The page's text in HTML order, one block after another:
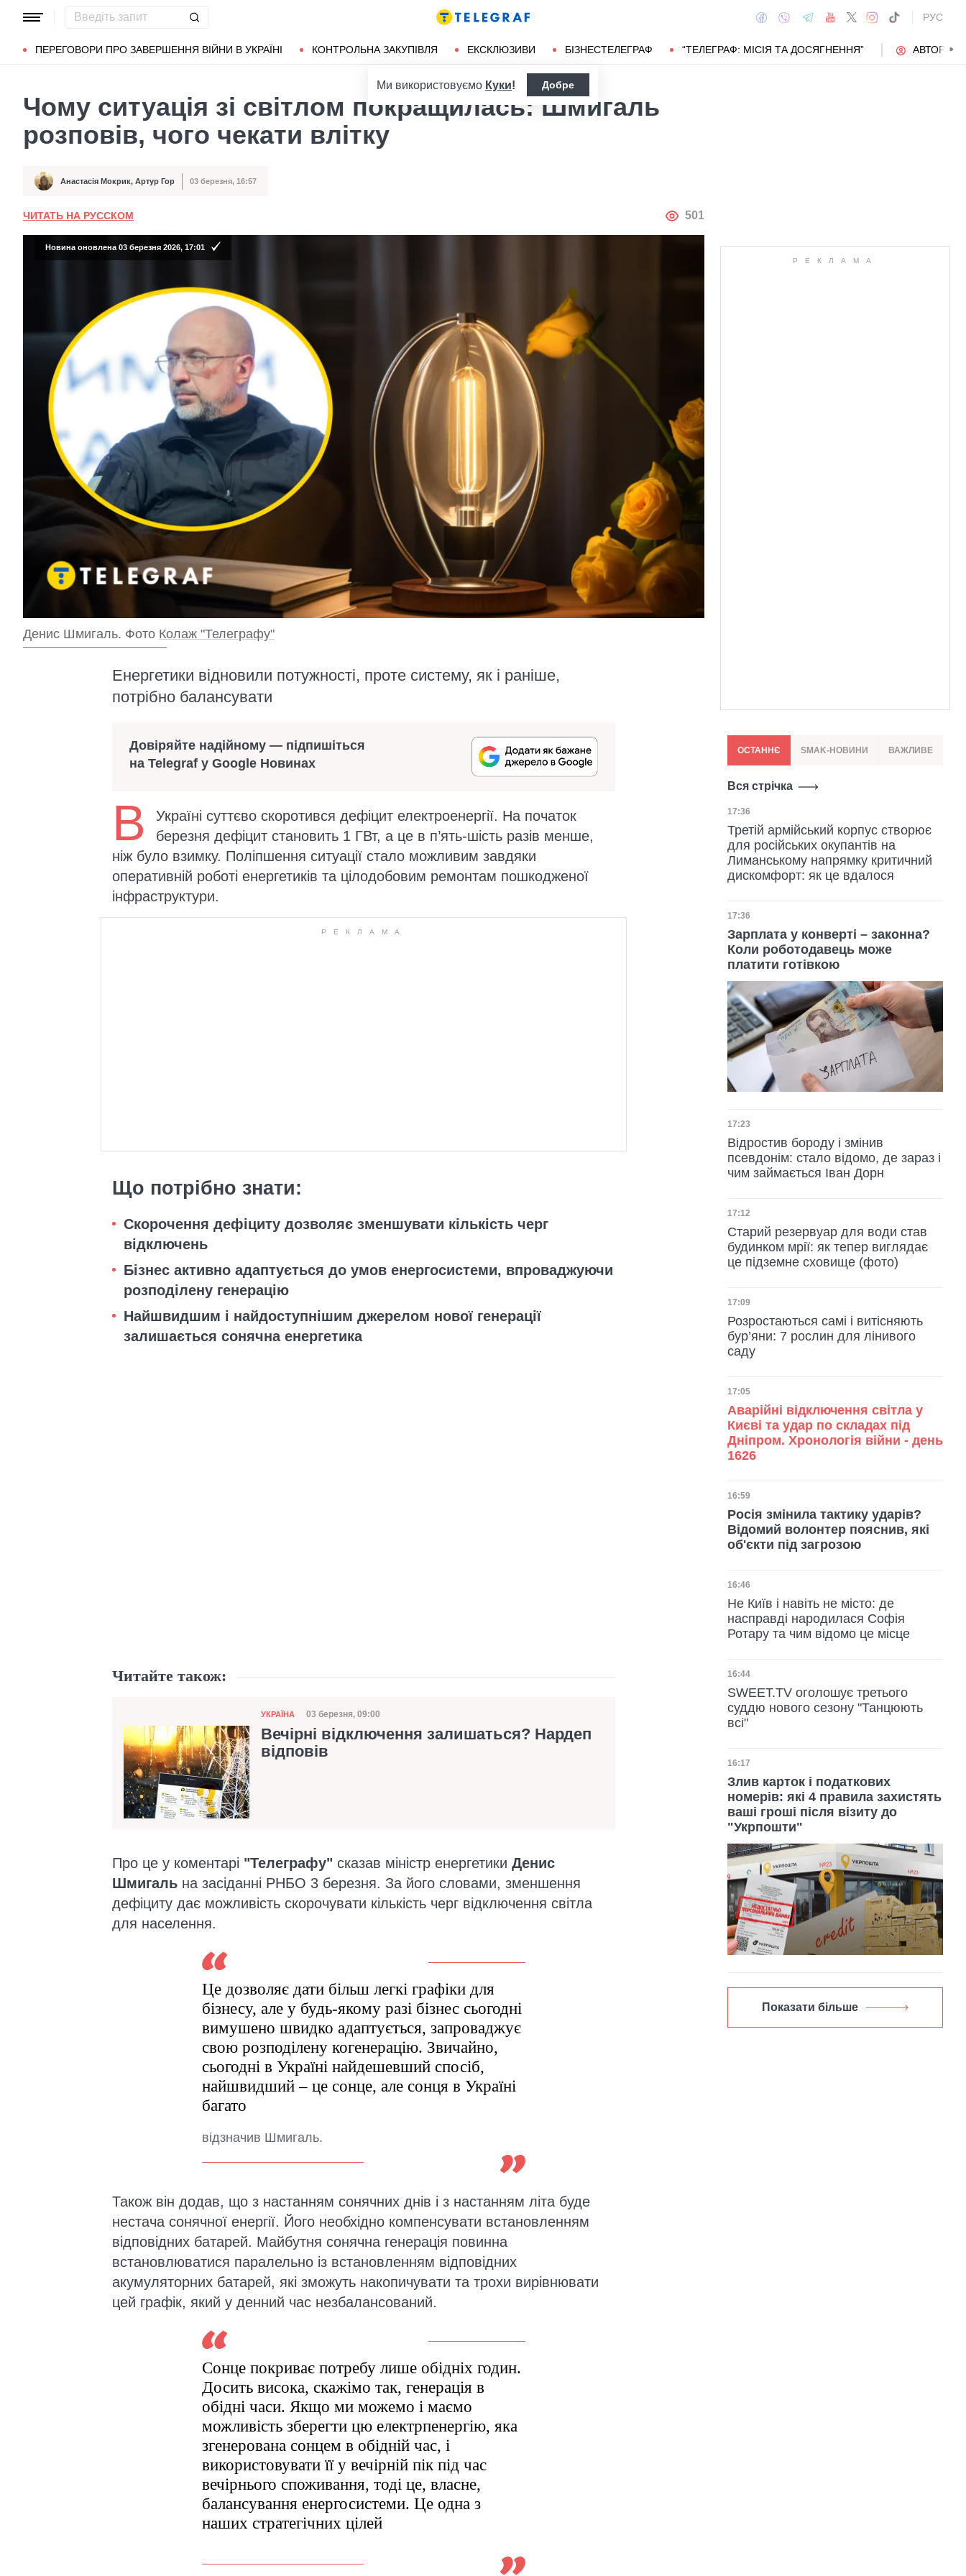
РУС
ПЕРЕГОВОРИ ПРО ЗАВЕРШЕННЯ ВІЙНИ В УКРАЇНІ КОНТРОЛЬНА ЗАКУПІВЛЯ ЕКСКЛЮЗИВИ БІЗНЕСТЕЛЕГРАФ “ТЕЛЕГРАФ: МІСІЯ ТА ДОСЯГНЕННЯ” АВТОРИ
Популярні запити Маріуполь Донбас
Ми використовуємо Куки! Добре
Чому ситуація зі світлом покращилась: Шмигаль
розповів, чого чекати влітку
Автор Анастасія Мокрик, Артур Гор
Дата публікації 03 березня, 16:57
ЧИТАТЬ НА РУССКОМ АВТОР
501
Новина оновлена 03 березня 2026, 17:01
Денис Шмигаль. Фото Колаж "Телеграфу"
Енергетики відновили потужності, проте систему, як і раніше,
потрібно балансувати
Довіряйте надійному — підпишіться
на Telegraf у Google Новинах
В
Україні суттєво скоротився дефіцит електроенергії. На початок
березня дефіцит становить 1 ГВт, а це в п’ять-шість разів менше,
ніж було взимку. Поліпшення ситуації стало можливим завдяки
оперативній роботі енергетиків та цілодобовим ремонтам пошкодженої
інфраструктури.
Що потрібно знати:
Скорочення дефіциту дозволяє зменшувати кількість черг
відключень
Бізнес активно адаптується до умов енергосистеми, впроваджуючи
розподілену генерацію
Найшвидшим і найдоступнішим джерелом нової генерації
залишається сонячна енергетика
Читайте також:
Категорія
УКРАЇНА Дата публікації
03 березня, 09:00
Вечірні відключення залишаться? Нардеп
відповів
Про це у коментарі "Телеграфу" сказав міністр енергетики Денис
Шмигаль на засіданні РНБО 3 березня. За його словами, зменшення
дефіциту дає можливість скорочувати кількість черг відключення світла
для населення.
Це дозволяє дати більш легкі графіки для
бізнесу, але у будь-якому разі бізнес сьогодні
вимушено швидко адаптується, запроваджує
свою розподілену когенерацію. Звичайно,
сьогодні в Україні найдешевший спосіб,
найшвидший – це сонце, але сонця в Україні
багато
відзначив Шмигаль.
Також він додав, що з настанням сонячних днів і з настанням літа буде
нестача сонячної енергії. Його необхідно компенсувати встановленням
відповідних батарей. Майбутня сонячна генерація повинна
встановлюватися паралельно із встановленням відповідних
акумуляторних батарей, які зможуть накопичувати та трохи вирівнювати
цей графік, який у денний час незбалансований.
Сонце покриває потребу лише обідніх годин.
Досить висока, скажімо так, генерація в
обідні часи. Якщо ми можемо і маємо
можливість зберегти цю електрпенергію, яка
згенерована сонцем в обідній час, і
використовувати її у вечірній пік під час
вечірнього споживання, тоді це, власне,
балансування енергосистеми. Це одна з
наших стратегічних цілей
ОСТАННЄ SMAK-НОВИНИ ВАЖЛИВЕ
Вся стрічка
Дата публікації
17:36
Третій армійський корпус створює
для російських окупантів на
Лиманському напрямку критичний
дискомфорт: як це вдалося
Дата публікації
17:36
Зарплата у конверті – законна?
Коли роботодавець може
платити готівкою
Дата публікації
17:23
Відростив бороду і змінив
псевдонім: стало відомо, де зараз і
чим займається Іван Дорн
Дата публікації
17:12
Старий резервуар для води став
будинком мрії: як тепер виглядає
це підземне сховище (фото)
Дата публікації
17:09
Розростаються самі і витісняють
бур’яни: 7 рослин для лінивого
саду
Дата публікації
17:05
Аварійні відключення світла у
Києві та удар по складах під
Дніпром. Хронологія війни - день
1626
Дата публікації
16:59
Росія змінила тактику ударів?
Відомий волонтер пояснив, які
об'єкти під загрозою
Дата публікації
16:46
Не Київ і навіть не місто: де
насправді народилася Софія
Ротару та чим відомо це місце
Дата публікації
16:44
SWEET.TV оголошує третього
суддю нового сезону "Танцюють
всі"
Дата публікації
16:17
Злив карток і податкових
номерів: які 4 правила захистять
ваші гроші після візиту до
"Укрпошти"
Показати більше